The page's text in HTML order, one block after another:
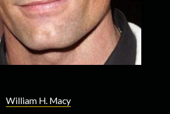
William H. Macy